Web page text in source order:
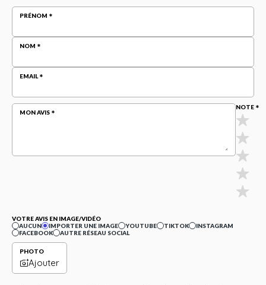
PRÉNOM
NOM
EMAIL
MON AVIS
NOTE
VOTRE AVIS EN IMAGE/VIDÉO
AUCUN
IMPORTER UNE IMAGE YOUTUBE TIKTOK
INSTAGRAM
FACEBOOK
AUTRE RÉSEAU SOCIAL
PHOTO
Ajouter